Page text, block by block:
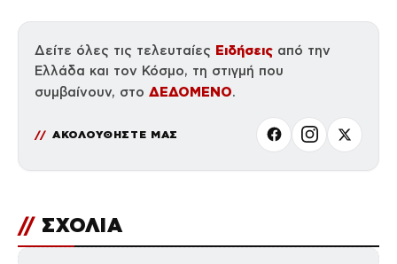
Δείτε όλες τις τελευταίες Ειδήσεις από την
Ελλάδα και τον Κόσμο, τη στιγμή που
συμβαίνουν, στο ΔΕΔΟΜΕΝΟ.
ΑΚΟΛΟΥΘΗΣΤΕ ΜΑΣ
// ΣΧΟΛΙΑ